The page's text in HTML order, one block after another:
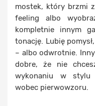
mostek, który brzmi
feeling albo
kompletnie innym
tonację. Lubię
– albo odwrotnie.
dobre, że nie
wykonaniu w stylu
wobec pierwowzoru.